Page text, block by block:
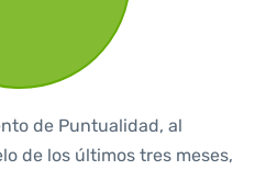
de Puntualidad, al
de los últimos tres meses,